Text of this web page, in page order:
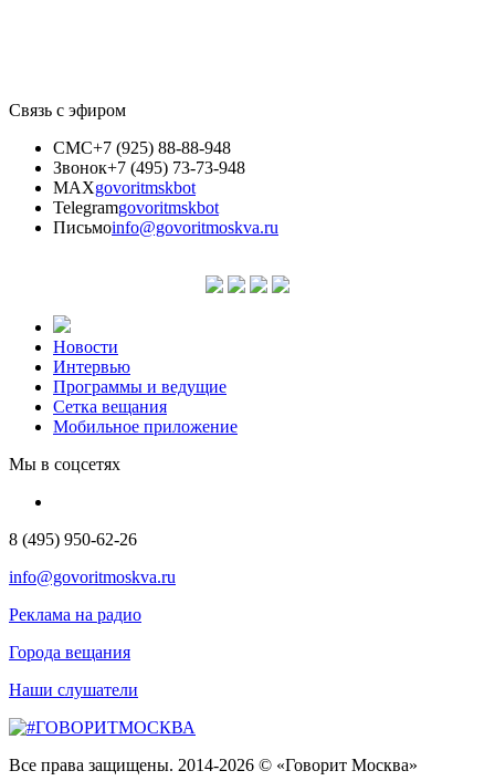
Связь с эфиром
СМС+7 (925) 88-88-948
Звонок+7 (495) 73-73-948
MAXgovoritmskbot
Telegramgovoritmskbot
Письмоinfo@govoritmoskva.ru
Новости
Интервью
Программы и ведущие
Сетка вещания
Мобильное приложение
Мы в соцсетях
8 (495) 950-62-26
info@govoritmoskva.ru
Реклама на радио
Города вещания
Наши слушатели
Все права защищены. 2014-2026 © «Говорит Москва»